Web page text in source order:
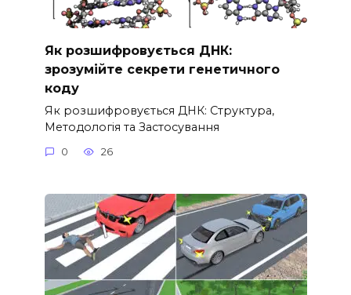
Як розшифровується ДНК:
зрозумійте секрети генетичного
коду
Як розшифровується ДНК: Структура,
Методологія та Застосування
0 26